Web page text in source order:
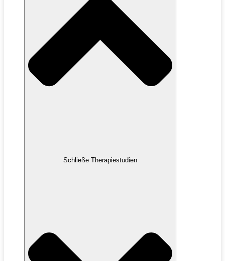
Schließe Therapiestudien